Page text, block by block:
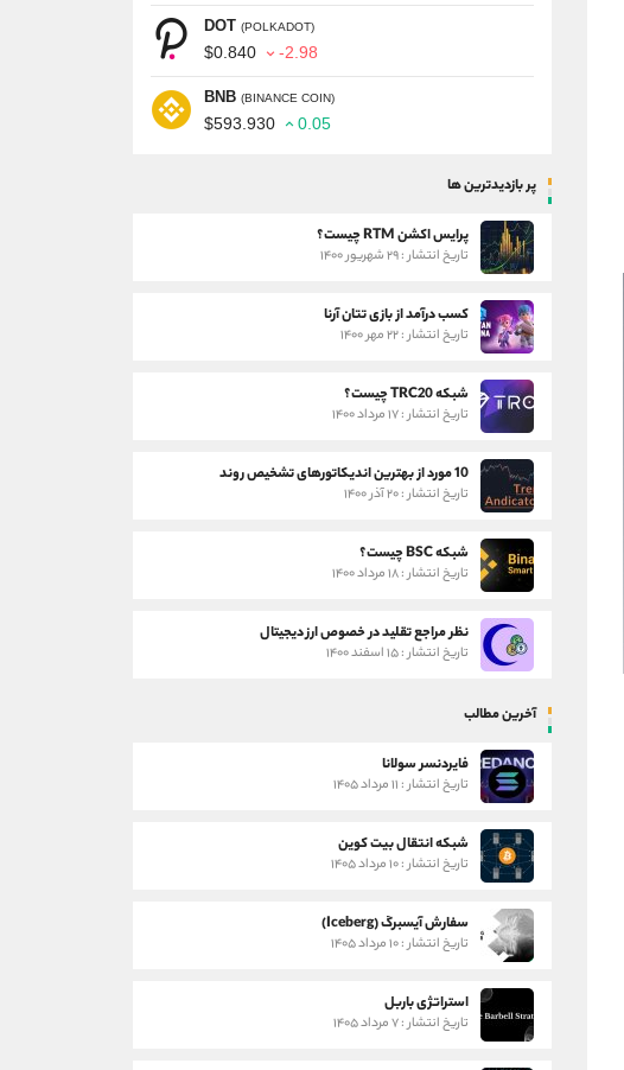
DOT (POLKADOT)
$0.840 -2.98
BNB (BINANCE COIN)
$593.930 0.05
پر بازدیدترین ها
پرایس اکشن RTM چیست؟
تاریخ انتشار : ۲۹ شهریور ۱۴۰۰
کسب درآمد از بازی تتان آرنا
تاریخ انتشار : ۲۲ مهر ۱۴۰۰
شبکه TRC20 چیست؟
تاریخ انتشار : ۱۷ مرداد ۱۴۰۰
10 مورد از بهترین اندیکاتورهای تشخیص روند
تاریخ انتشار : ۲۰ آذر ۱۴۰۰
شبکه BSC چیست؟
تاریخ انتشار : ۱۸ مرداد ۱۴۰۰
نظر مراجع تقلید در خصوص ارز دیجیتال
تاریخ انتشار : ۱۵ اسفند ۱۴۰۰
آخرین مطالب
فایردنسر سولانا
تاریخ انتشار : ۱۱ مرداد ۱۴۰۵
شبکه انتقال بیت کوین
تاریخ انتشار : ۱۰ مرداد ۱۴۰۵
سفارش آیسبرگ (Iceberg)
تاریخ انتشار : ۱۰ مرداد ۱۴۰۵
استراتژی باربل
تاریخ انتشار : ۷ مرداد ۱۴۰۵